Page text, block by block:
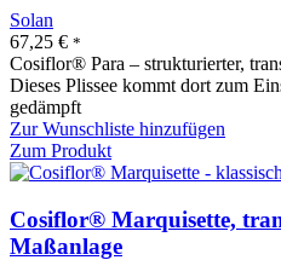
Solan
67,25 € *
Cosiflor® Para – strukturierter,
Dieses Plissee kommt dort zum
gedämpft
Zur Wunschliste hinzufügen
Zum Produkt
Cosiflor® Marquisette,
Maßanlage